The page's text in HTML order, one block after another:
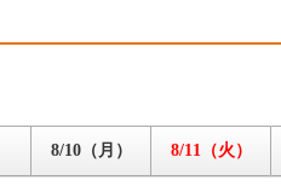
8/10（月） 8/11（火）